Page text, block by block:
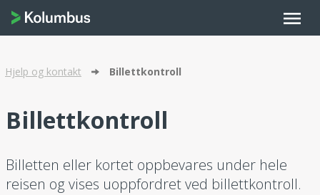
menu
Hjelp og kontakt Billettkontroll
Billettkontroll
Billetten eller kortet oppbevares under hele
reisen og vises uoppfordret ved billettkontroll.